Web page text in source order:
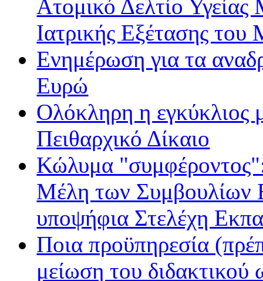
Ατομικό Δελτίο
Ιατρικής Εξέτασης
Ενημέρωση για τα
Ευρώ
Ολόκληρη η εγκύκλιος
Πειθαρχικό Δίκαιο
Κώλυμα "συμφέροντος":
Μέλη των Συμβουλίων
υποψήφια Στελέχη
Ποια προϋπηρεσία
μείωση του